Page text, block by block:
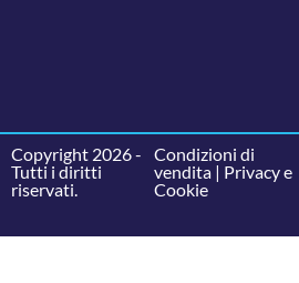
Copyright 2026 -
Tutti i diritti
riservati.
Condizioni di
vendita| Privacy e
Cookie